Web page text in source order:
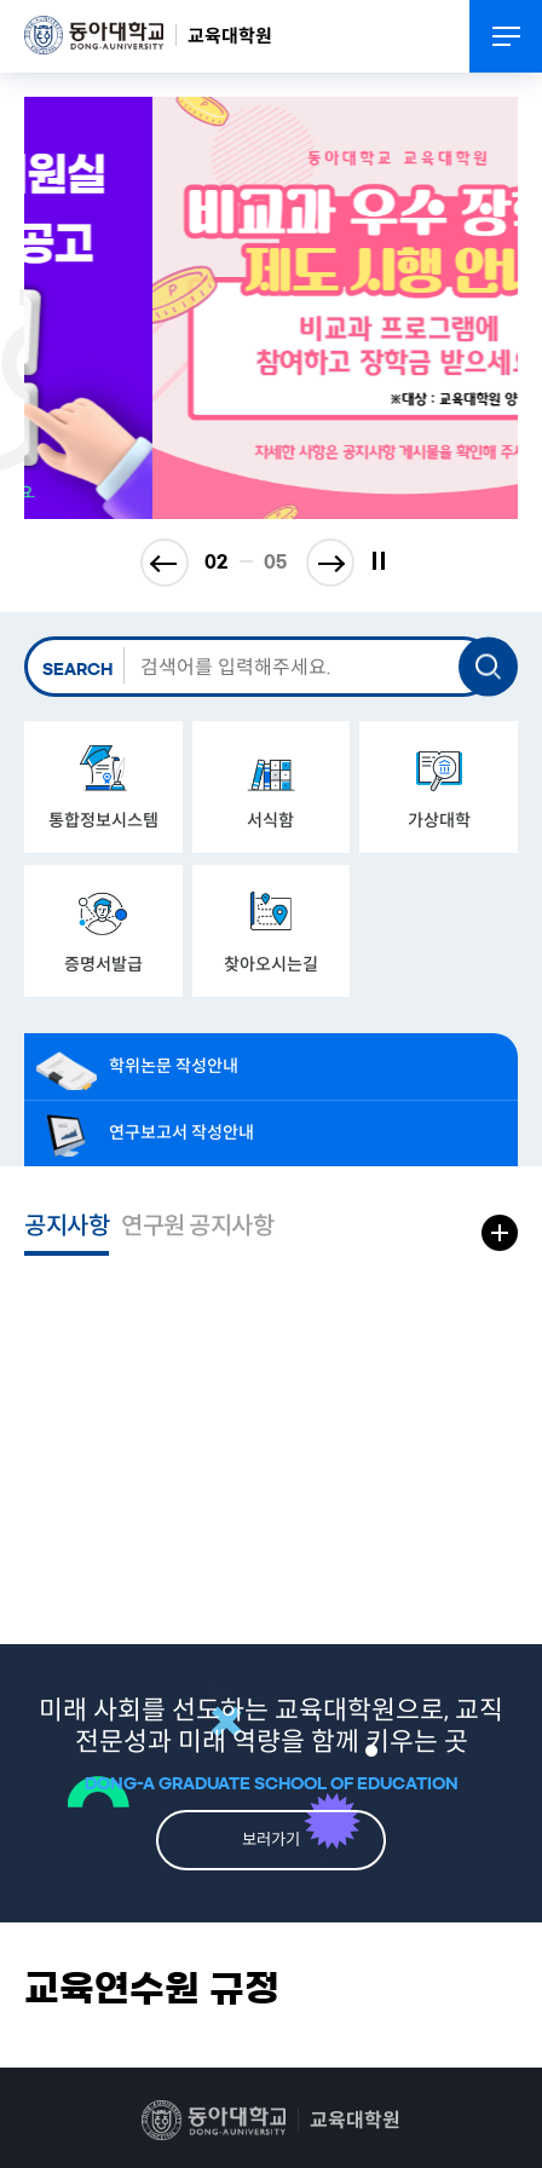
교육대학원
02 05
SEARCH
통합정보시스템 서식함 가상대학
증명서발급 찾아오시는길
학위논문 작성안내
연구보고서 작성안내
공지사항 연구원 공지사항
미래 사회를 선도하는 교육대학원으로, 교직
전문성과 미래 역량을 함께 키우는 곳
DONG-A GRADUATE SCHOOL OF EDUCATION
보러가기
교육연수원 규정
교육대학원